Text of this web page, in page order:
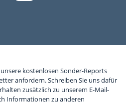
kostenlosen Sonder-Reports
anfordern. Schreiben Sie uns dafür
zusätzlich zu unserem E-Mail-
Informationen zu anderen